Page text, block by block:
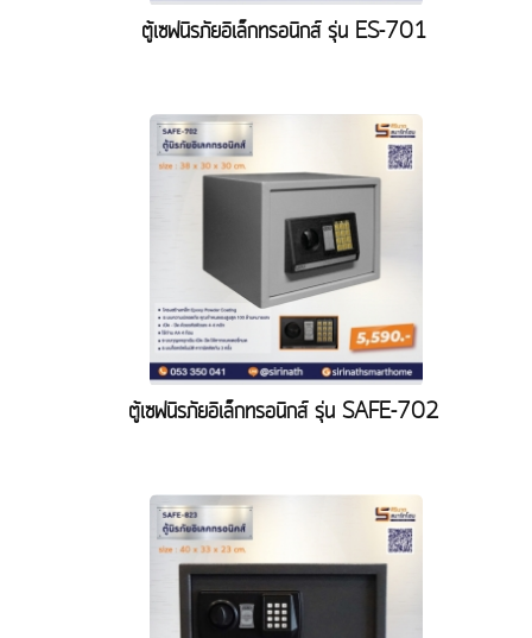
ตู้เซฟนิรภัยอิเล็กทรอนิกส์ รุ่น ES-701
ตู้เซฟนิรภัยอิเล็กทรอนิกส์ รุ่น SAFE-702